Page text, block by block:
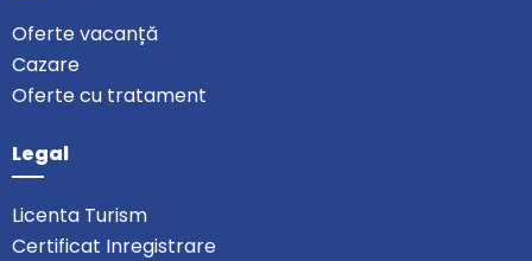
Oferte vacanță
Cazare
Oferte cu tratament
Legal
Licenta Turism
Certificat Inregistrare